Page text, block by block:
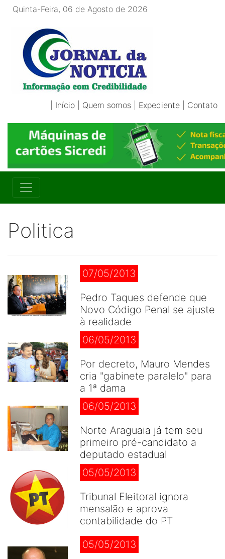
Quinta-Feira, 06 de Agosto de 2026
Início Quem somos Expediente Contato
Politica
07/05/2013
Pedro Taques defende que
Novo Código Penal se ajuste
à realidade
06/05/2013
Por decreto, Mauro Mendes
cria "gabinete paralelo" para
a 1ª dama
06/05/2013
Norte Araguaia já tem seu
primeiro pré-candidato a
deputado estadual
05/05/2013
Tribunal Eleitoral ignora
mensalão e aprova
contabilidade do PT
05/05/2013